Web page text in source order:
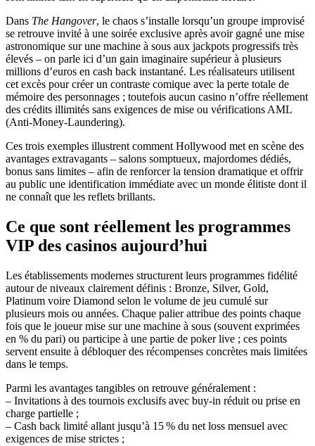
Dans The Hangover, le chaos s’installe lorsqu’un groupe improvisé
se retrouve invité à une soirée exclusive après avoir gagné une mise
astronomique sur une machine à sous aux jackpots progressifs très
élevés – on parle ici d’un gain imaginaire supérieur à plusieurs
millions d’euros en cash back instantané. Les réalisateurs utilisent
cet excès pour créer un contraste comique avec la perte totale de
mémoire des personnages ; toutefois aucun casino n’offre réellement
des crédits illimités sans exigences de mise ou vérifications AML
(Anti‑Money‑Laundering).
Ces trois exemples illustrent comment Hollywood met en scène des
avantages extravagants – salons somptueux, majordomes dédiés,
bonus sans limites – afin de renforcer la tension dramatique et offrir
au public une identification immédiate avec un monde élitiste dont il
ne connaît que les reflets brillants.
Ce que sont réellement les programmes
VIP des casinos aujourd’hui
Les établissements modernes structurent leurs programmes fidélité
autour de niveaux clairement définis : Bronze, Silver, Gold,
Platinum voire Diamond selon le volume de jeu cumulé sur
plusieurs mois ou années. Chaque palier attribue des points chaque
fois que le joueur mise sur une machine à sous (souvent exprimées
en % du pari) ou participe à une partie de poker live ; ces points
servent ensuite à débloquer des récompenses concrètes mais limitées
dans le temps.
Parmi les avantages tangibles on retrouve généralement :
– Invitations à des tournois exclusifs avec buy‑in réduit ou prise en
charge partielle ;
– Cash back limité allant jusqu’à 15 % du net loss mensuel avec
exigences de mise strictes ;